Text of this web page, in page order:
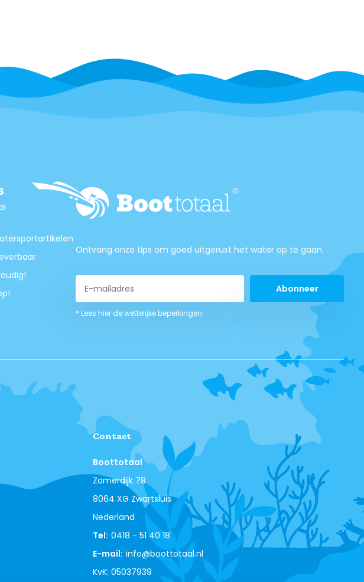
Ontvang onze tips om goed uitgerust het water op te gaan.
Abonneer
* Lees hier de wettelijke beperkingen
Contact
Boottotaal
Zomerdijk 78
8064 XG Zwartsluis
Nederland
Tel: 0418 - 51 40 18
E-mail: info@boottotaal.nl
KvK: 05037939